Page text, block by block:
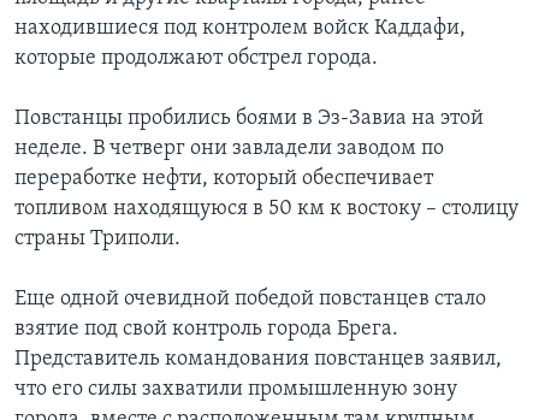
находившиеся под контролем войск Каддафи,
которые продолжают обстрел города.
Повстанцы пробились боями в Эз-Завиа на этой
неделе. В четверг они завладели заводом по
переработке нефти, который обеспечивает
топливом находящуюся в 50 км к востоку – столицу
страны Триполи.
Еще одной очевидной победой повстанцев стало
взятие под свой контроль города Брега.
Представитель командования повстанцев заявил,
что его силы захватили промышленную зону